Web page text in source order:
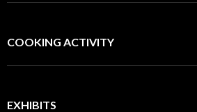
COOKING ACTIVITY
EXHIBITS